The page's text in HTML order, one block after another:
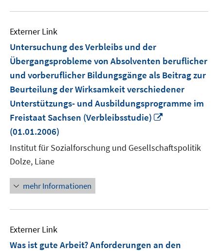
Externer Link
Untersuchung des Verbleibs und der
Übergangsprobleme von Absolventen beruflicher
und vorberuflicher Bildungsgänge als Beitrag zur
Beurteilung der Wirksamkeit verschiedener
Unterstützungs- und Ausbildungsprogramme im
Freistaat Sachsen (Verbleibsstudie)
öffnen
(01.01.2006)
Institut für Sozialforschung und Gesellschaftspolitik
Dolze, Liane
mehr Informationen
Externer Link
Was ist gute Arbeit? Anforderungen an den